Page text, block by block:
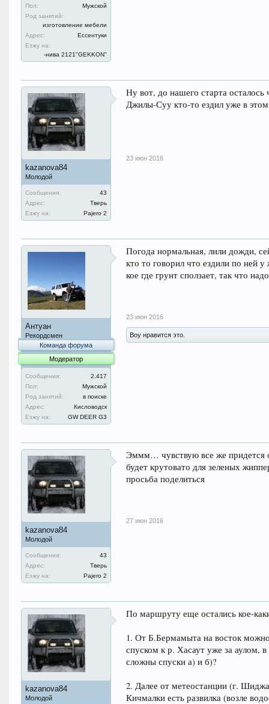
Пол:
Мужской
Род занятий:
изготовление мебели
Адрес:
Ессентуки
Езжу на:
-нива 2121"GEKKON"
kazanova84
Молодой
Сообщения:
43
Адрес:
Тверь
Езжу на:
Pajero 2
Ну вот, до нашего старта
Джилы-Суу кто-то ездил уже в
23 июн 2016
Антуан
Рекордсмен
Команда форума
Модератор
Сообщения:
2.417
Пол:
Мужской
Род занятий:
в поиске
Адрес:
Кисловодск
Езжу на:
GW DEER G3
Погода нормальная, лили дожди,
кто то говорил что ездили по ней
кое где грунт сползает, так что
23 июн 2016
Boy нравится это.
kazanova84
Молодой
Сообщения:
43
Адрес:
Тверь
Езжу на:
Pajero 2
Эммм… чувствую все же придется
будет крутовато для зеленых
просьба поделиться
27 июн 2016
kazanova84
Молодой
По маршруту еще остались кое-
1. От Б.Бермамыта на восток
спуском к р. Хасаут уже за аулом,
сложны спуски а) и б)?
2. Далее от метеостанции (г.
Кичмалки есть развилка (возле